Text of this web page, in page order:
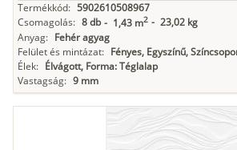
Termékkód: 5902610508967
Csomagolás: 8 db - 1,43 m2 - 23,02 kg
Anyag: Fehér agyag
Felület és mintázat: Fényes, Egyszínű,
Élek: Élvágott, Forma: Téglalap
Vastagság: 9 mm